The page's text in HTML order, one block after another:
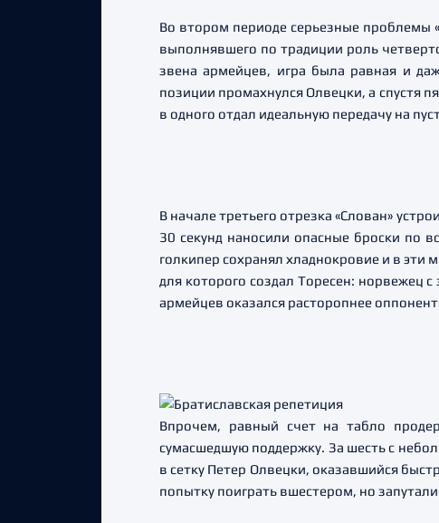
Во втором периоде серьезные проблемы
выполнявшего по традиции роль
звена армейцев, игра была равная и
позиции промахнулся Олвецки, а спустя
в одного отдал идеальную передачу на
В начале третьего отрезка «Слован»
30 секунд наносили опасные броски по
голкипер сохранял хладнокровие и в
для которого создал Торесен: норвежец
армейцев оказался расторопнее
Впрочем, равный счет на табло
сумасшедшую поддержку. За шесть с
в сетку Петер Олвецки, оказавшийся
попытку поиграть вшестером, но